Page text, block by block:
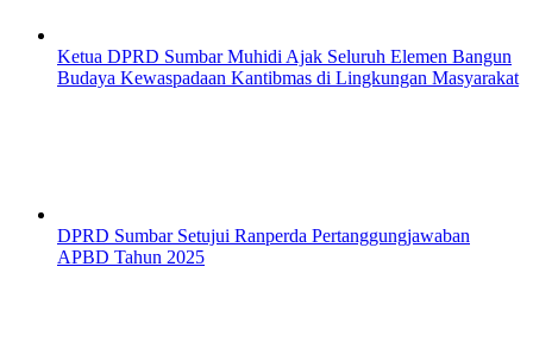
Ketua DPRD Sumbar Muhidi Ajak Seluruh Elemen Bangun
Budaya Kewaspadaan Kantibmas di Lingkungan Masyarakat
DPRD Sumbar Setujui Ranperda Pertanggungjawaban
APBD Tahun 2025